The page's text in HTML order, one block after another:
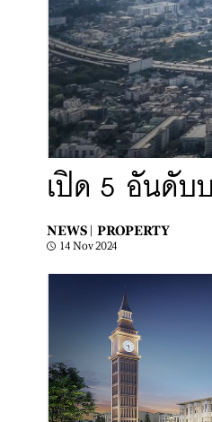
เปิด 5 อันดับ
NEWS | PROPERTY
14 Nov 2024